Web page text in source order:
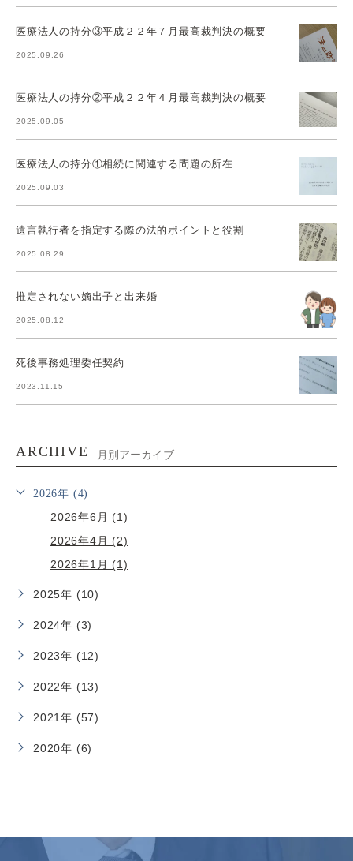
医療法人の持分③平成２２年７月最高裁判決の概要
2025.09.26
医療法人の持分②平成２２年４月最高裁判決の概要
2025.09.05
医療法人の持分①相続に関連する問題の所在
2025.09.03
遺言執行者を指定する際の法的ポイントと役割
2025.08.29
推定されない嫡出子と出来婚
2025.08.12
死後事務処理委任契約
2023.11.15
ARCHIVE 月別アーカイブ
2026年 (4)
2026年6月 (1)
2026年4月 (2)
2026年1月 (1)
2025年 (10)
2024年 (3)
2023年 (12)
2022年 (13)
2021年 (57)
2020年 (6)